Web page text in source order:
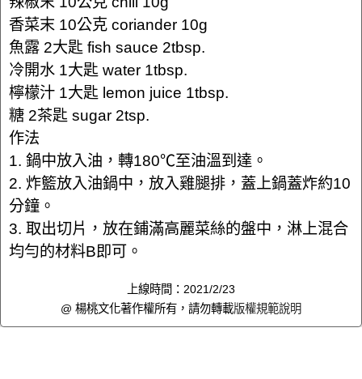
香菜末 10公克 coriander 10g
魚露 2大匙 fish sauce 2tbsp.
冷開水 1大匙 water 1tbsp.
檸檬汁 1大匙 lemon juice 1tbsp.
糖 2茶匙 sugar 2tsp.
作法
1. 鍋中放入油，轉180℃至油溫到達。
2. 炸籃放入油鍋中，放入雞腿排，蓋上鍋蓋炸約10
分鐘。
3. 取出切片，放在鋪滿高麗菜絲的盤中，淋上混合
均勻的材料B即可。
上線時間：2021/2/23
@ 楊桃文化著作權所有，請勿轉載版權規範說明